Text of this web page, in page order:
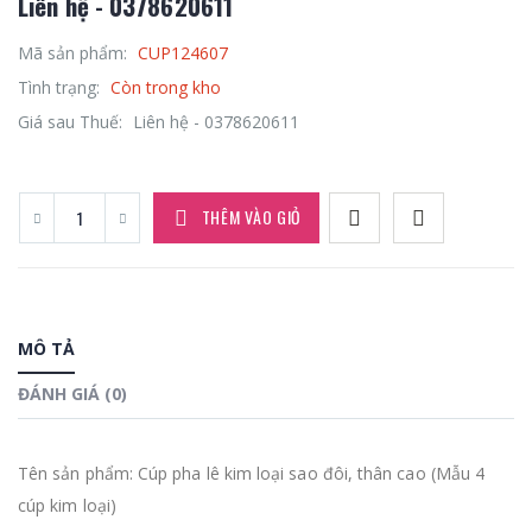
Mã sản phẩm: CUP124607
Tình trạng: Còn trong kho
Giá sau Thuế:
Liên hệ - 0378620611
THÊM VÀO GIỎ
MÔ TẢ
ĐÁNH GIÁ (0)
Tên sản phẩm: Cúp pha lê kim loại sao đôi, thân cao (Mẫu 4
cúp kim loại)